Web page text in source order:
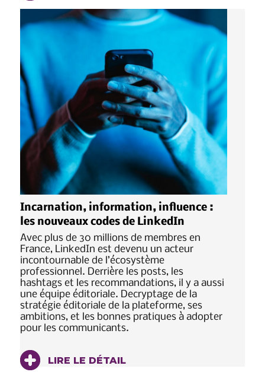
Incarnation, information, influence :
les nouveaux codes de LinkedIn
Avec plus de 30 millions de membres en
France, LinkedIn est devenu un acteur
incontournable de l’écosystème
professionnel. Derrière les posts, les
hashtags et les recommandations, il y a aussi
une équipe éditoriale. Decryptage de la
stratégie éditoriale de la plateforme, ses
ambitions, et les bonnes pratiques à adopter
pour les communicants.
LIRE LE DÉTAIL